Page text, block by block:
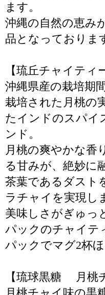
ます。
沖縄の自然の恵み
品となっておりま
【琉丘チャイティ
沖縄県産の栽培期
栽培された月桃の
たインドのスパイ
ンド。
月桃の爽やかな香
る甘みが、絶妙に
茶葉であるダスト
ラチャイを実現し
美味しさがぎゅっ
パックのチャイテ
パックでマグ2杯ほ
【琉球黒糖 月桃